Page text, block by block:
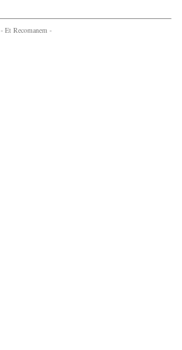
- Et Recomanem -